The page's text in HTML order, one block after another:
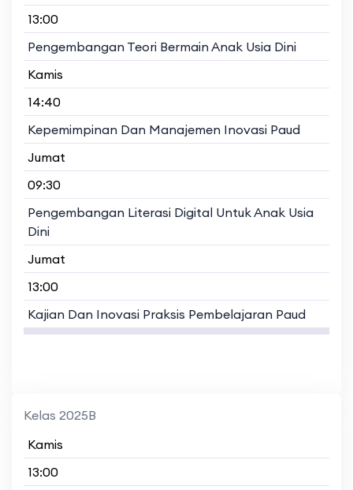
13:00
Pengembangan Teori Bermain Anak Usia Dini
Kamis
14:40
Kepemimpinan Dan Manajemen Inovasi Paud
Jumat
09:30
Pengembangan Literasi Digital Untuk Anak Usia
Dini
Jumat
13:00
Kajian Dan Inovasi Praksis Pembelajaran Paud
Kelas 2025B
Kamis
13:00